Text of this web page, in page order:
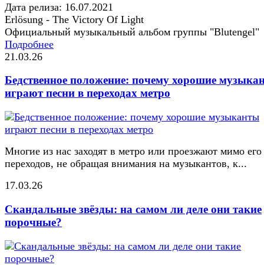
Дата релиза: 16.07.2021
Erlösung - The Victory Of Light
Официальный музыкальный альбом группы "Blutengel"
Подробнее
21.03.26
Бедственное положение: почему хорошие
играют песни в переходах метро
Многие из нас заходят в метро или проезжают мимо его
переходов, не обращая внимания на музыкантов, к...
17.03.26
Скандальные звёзды: на самом ли деле они такие
порочные?